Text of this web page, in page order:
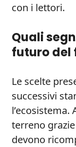
con i lettori.
Quali
futuro del
Le scelte
successivi
terreno
devono